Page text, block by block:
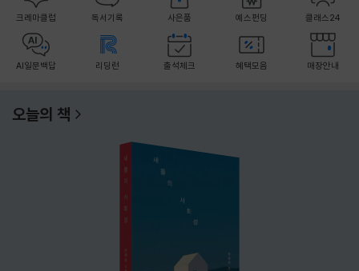
크레마클럽 독서기록 사은품 예스펀딩 클래스24
AI일문백답 리딩런 출석체크 혜택모음 매장안내
오늘의 책